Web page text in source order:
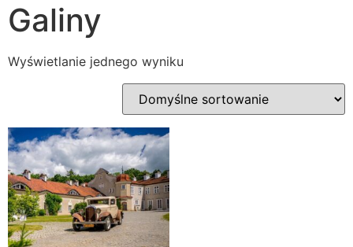
Galiny
Wyświetlanie jednego wyniku